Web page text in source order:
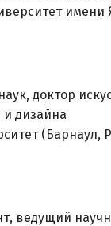
доктор
и дизайна
(Барнаул,
ведущий